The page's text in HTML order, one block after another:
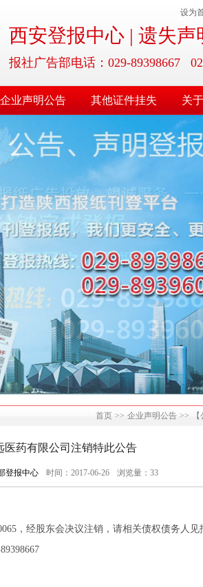
设为
西安登报中心 | 遗失声
报社广告部电话：029-89398667
企业声明公告 其他证件挂失 关
首页 >> 企业声明公告 >>
药有限公司注销特此公告
登报中心 时间：2017-06-26 浏览量：33
，经股东会决议注销，请相关债权债务人见